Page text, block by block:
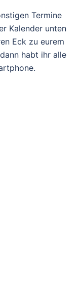
Termine
Kalender unten
Eck zu eurem
habt ihr alle